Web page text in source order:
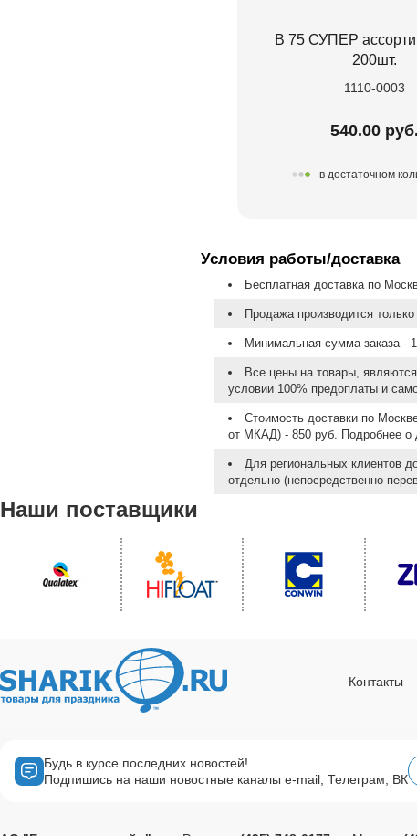
В 75 СУПЕР ассорти
200шт.
1110-0003
540.00 руб.
в достаточном
Условия работы/доставка
Бесплатная доставка по
Продажа производится
Минимальная сумма заказа -
Все цены на товары,
условии 100% предоплаты и
Стоимость доставки по
от МКАД) - 850 руб. Подробнее о
Для региональных клиентов
отдельно (непосредственно
Наши поставщики
Контакты
Будь в курсе последних новостей!
Подпишись на наши новостные каналы e-mail, Телеграм, ВК